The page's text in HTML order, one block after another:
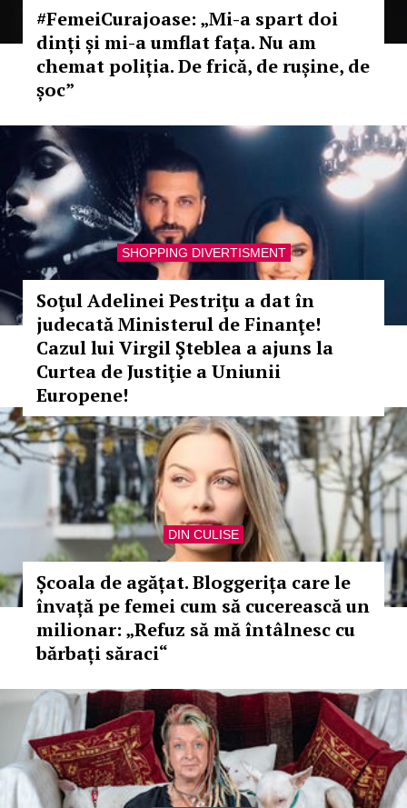
#FemeiCurajoase: „Mi-a spart doi
dinți și mi-a umflat fața. Nu am
chemat poliția. De frică, de rușine, de
șoc”
SHOPPING DIVERTISMENT
Soţul Adelinei Pestriţu a dat în
judecată Ministerul de Finanţe!
Cazul lui Virgil Şteblea a ajuns la
Curtea de Justiţie a Uniunii
Europene!
DIN CULISE
Școala de agățat. Bloggerița care le
învață pe femei cum să cucerească un
milionar: „Refuz să mă întâlnesc cu
bărbați săraci“